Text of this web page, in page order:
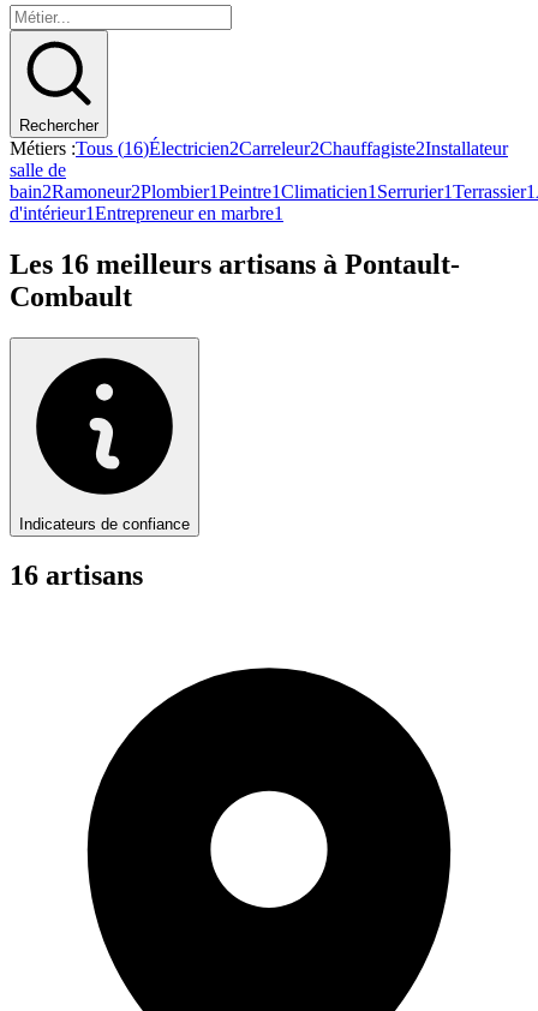
Rechercher
Métiers :Tous (16)Électricien2Carreleur2Chauffagiste2Installateur
salle de
bain2Ramoneur2Plombier1Peintre1Climaticien1 Serrurier1Terrassier1
d'intérieur1Entrepreneur en marbre1
Les 16 meilleurs artisans à Pontault-
Combault
Indicateurs de confiance
16 artisans